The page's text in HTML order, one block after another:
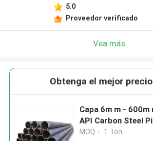
5.0
Proveedor verificado
Vea más
Obtenga el mejor
Capa 6m m - 600m
API Carbon Steel
MOQ： 1 Ton